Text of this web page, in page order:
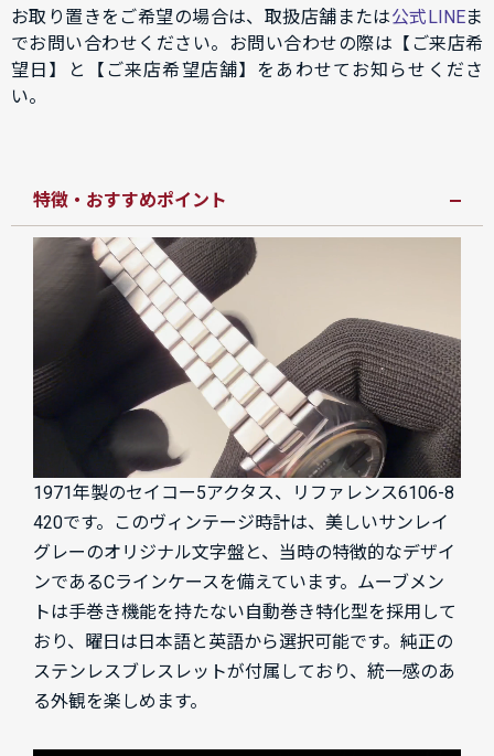
お取り置きをご希望の場合は、取扱店舗または公式LINEま
でお問い合わせください。お問い合わせの際は【ご来店希
望日】と【ご来店希望店舗】をあわせてお知らせくださ
い。
特徴・おすすめポイント
1971年製のセイコー5アクタス、リファレンス6106-8
420です。このヴィンテージ時計は、美しいサンレイ
グレーのオリジナル文字盤と、当時の特徴的なデザイ
ンであるCラインケースを備えています。ムーブメン
トは手巻き機能を持たない自動巻き特化型を採用して
おり、曜日は日本語と英語から選択可能です。純正の
ステンレスブレスレットが付属しており、統一感のあ
る外観を楽しめます。